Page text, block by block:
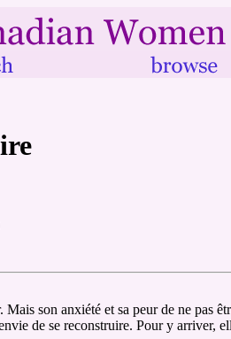
son anxiété et sa peur de ne
de se reconstruire. Pour y arriver,